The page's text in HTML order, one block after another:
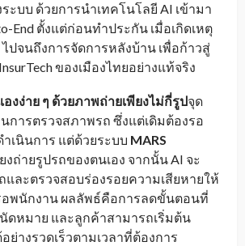
ะบบ ด้วยการนำเทคโนโลยี AI เข้ามา
End ตั้งแต่ก่อนทำประกัน เมื่อเกิดเหตุ
ปจนถึงการจัดการหลังบ้าน เพื่อก้าวสู่
ของเมืองไทยอย่างแท้จริง
งง่าย ๆ ด้วยภาพถ่ายเพียงไม่กี่รูปจุด
การตรวจสภาพรถ ซึ่งแต่เดิมต้องรอ
เนินการ แต่ด้วยระบบ MARS
งถ่ายรูปรถของตนเอง จากนั้น AI จะ
และตรวจสอบร่องรอยความเสียหายให้
พนักงาน ผลลัพธ์คือการลดขั้นตอนที่
ดหมาย และลูกค้าสามารถเริ่มต้น
ย่างรวดเร็วตามเวลาที่ต้องการ